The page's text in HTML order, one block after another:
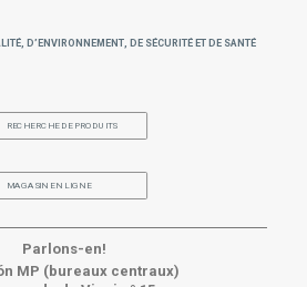
d’Environnement, de Sécurité et de Santé
RECHERCHE DE PRODUITS
MAGASIN EN LIGNE
Parlons-en!
MP (bureaux centraux)